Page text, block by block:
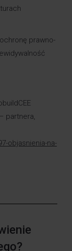
prawno-
– partnera,
objasnienia-na-